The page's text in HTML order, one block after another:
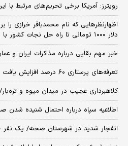
رویترز: آمریکا برخی تحریم‌های مرتبط با
اظهارنظرهایی که نام محمدباقر خرازی را
دلار ۱۰۰۰ تومانی تا راه حل نجات کشور با ساخت بمب اتم و شلیک آن!
خبر مهم بقایی درباره مذاکرات ایران و
تعرفه‌های پرستاری ۶۰ درصد افزایش یافت
کلاهبرداری عجیب در میدان میوه و تره‌بار/
اطلاعیه سپاه درباره احتمال شنیده شدن
انفجار شدید در شهرستان صحنه/ یک